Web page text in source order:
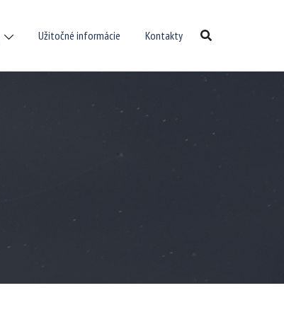
Užitočné informácie Kontakty